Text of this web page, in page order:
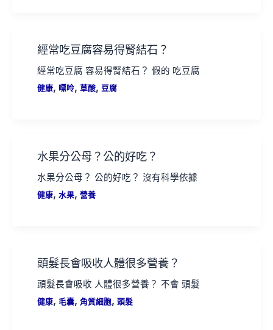
經常吃豆腐容易得腎結石？
經常吃豆腐 容易得腎結石？ 假的 吃豆腐
健康, 嘌呤,草酸, 豆腐
水果分公母？公的好吃？
水果分公母？ 公的好吃？ 沒有科學依據
健康,水果,營養
頭髮長會吸收人體很多營養？
頭髮長會吸收 人體很多營養？ 不會 頭髮
健康,毛囊,角質細胞,頭髮